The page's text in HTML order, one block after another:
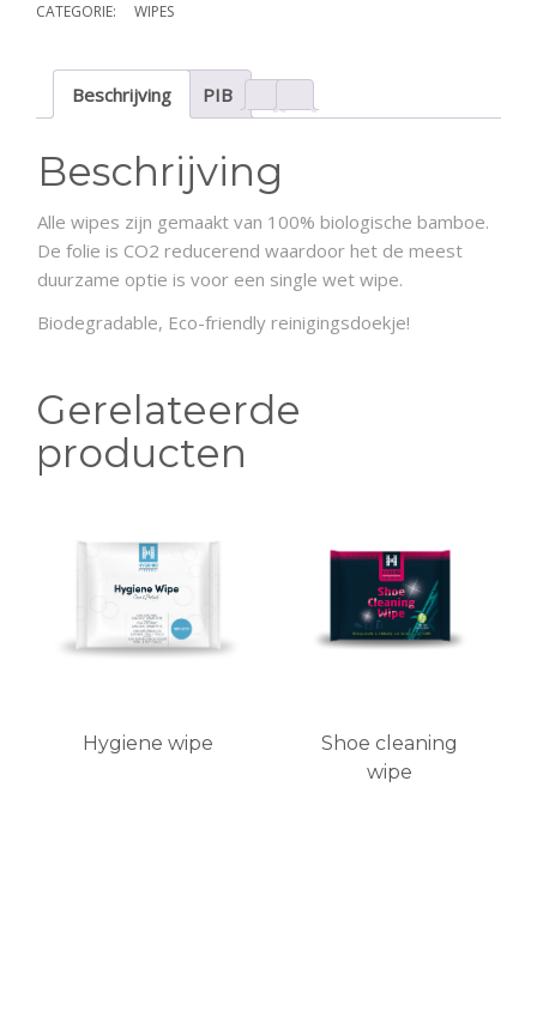
CATEGORIE: WIPES
Beschrijving PIB
Beschrijving
Alle wipes zijn gemaakt van 100% biologische bamboe.
De folie is CO2 reducerend waardoor het de meest
duurzame optie is voor een single wet wipe.
Biodegradable, Eco-friendly reinigingsdoekje!
Gerelateerde
producten
Hygiene wipe
Shoe cleaning
wipe